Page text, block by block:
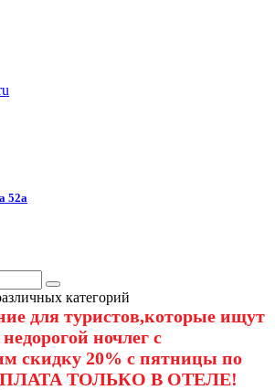
52а
категорий
для туристов,которые ищут
ночлег с
скидку 20% с пятницы по
ОПЛАТА ТОЛЬКО В ОТЕЛЕ!